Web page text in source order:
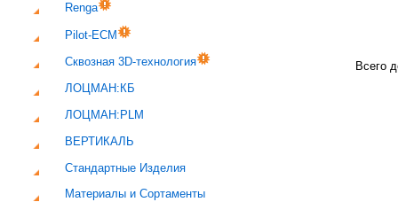
Renga
Pilot-ECM
Сквозная 3D-технология
ЛОЦМАН:КБ
ЛОЦМАН:PLM
ВЕРТИКАЛЬ
Стандартные Изделия
Материалы и Сортаменты
Всего